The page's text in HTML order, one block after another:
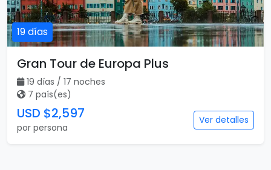
19 días
Gran Tour de Europa Plus
19 días / 17 noches
7 país(es)
USD $2,597
por persona
Ver detalles